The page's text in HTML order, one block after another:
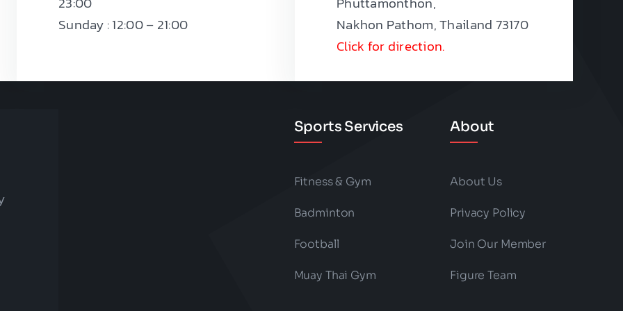
Sunday : 12:00 – 21:00
Nakhon Pathom, Thailand 73170
Click for direction.
Sports Services
Fitness & Gym
Badminton
Football
Muay Thai Gym
About
About Us
Privacy Policy
Join Our Member
Figure Team